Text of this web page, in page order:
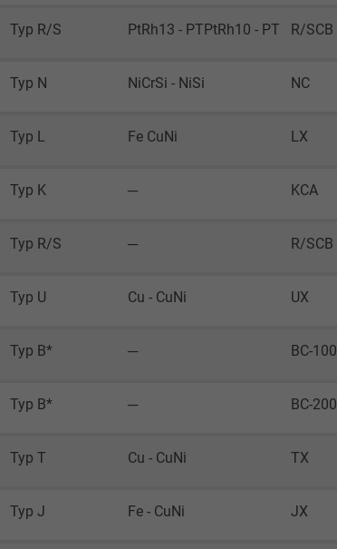
Cookie von Google für Website-Analysen.
Besucher die Website nutzt.
_gat_UA-4852692-1, Google Analytics
Besucher die Website nutzt.
IDE, Google DoubleClick
Google LLC
Benutzers auf der Website zu
Typ R/S PtRh13 - PTPtRh10 - PT R/SCB
Typ N NiCrSi - NiSi NC
Typ L Fe CuNi LX
Typ K ─ KCA
Typ R/S ─ R/SCB
Typ U Cu - CuNi UX
Typ B* ─ BC-100
Typ B* ─ BC-200
Typ T Cu - CuNi TX
Typ J Fe - CuNi JX